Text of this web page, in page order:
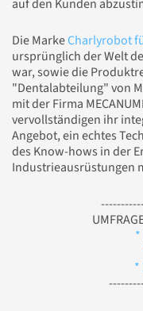
auf den Kunden
Die MarkeCharlyrobot
ursprünglich der Welt
war, sowie die
"Dentalabteilung" von
mit der Firma
vervollständigen ihr
Angebot, ein echtes
des Know-hows in der
Industrieausrüstungen
*
*